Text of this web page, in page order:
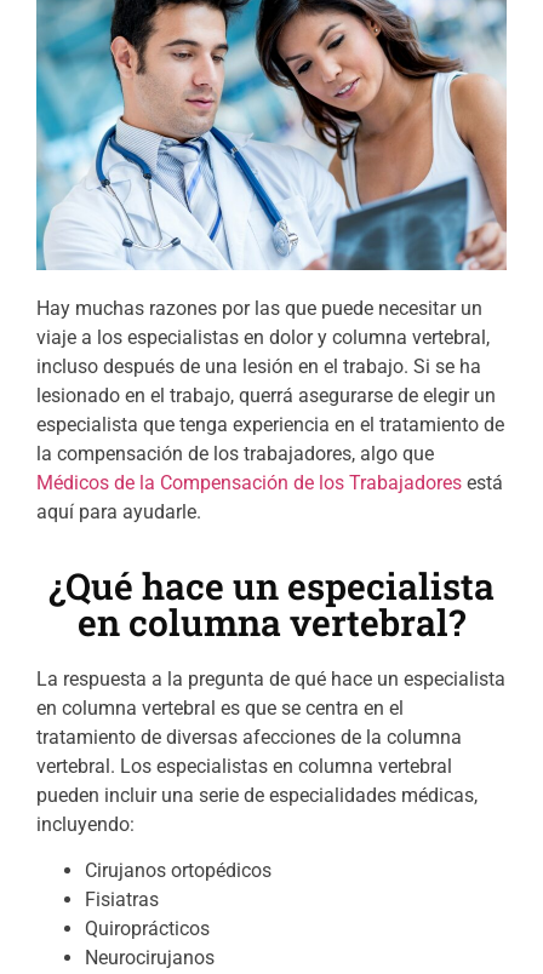
Hay muchas razones por las que puede necesitar un
viaje a los especialistas en dolor y columna vertebral,
incluso después de una lesión en el trabajo. Si se ha
lesionado en el trabajo, querrá asegurarse de elegir un
especialista que tenga experiencia en el tratamiento de
la compensación de los trabajadores, algo que
Médicos de la Compensación de los Trabajadores está
aquí para ayudarle.
¿Qué hace un especialista
en columna vertebral?
La respuesta a la pregunta de qué hace un especialista
en columna vertebral es que se centra en el
tratamiento de diversas afecciones de la columna
vertebral. Los especialistas en columna vertebral
pueden incluir una serie de especialidades médicas,
incluyendo:
Cirujanos ortopédicos
Fisiatras
Quiroprácticos
Neurocirujanos